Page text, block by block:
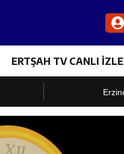
ERTŞAH TV CANLI İZLE